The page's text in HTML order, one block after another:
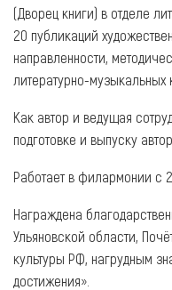
(Дворец книги) в отделе
20 публикаций
направленности,
литературно-музыкальных
Как автор и ведущая
подготовке и выпуску
Работает в филармонии с
Награждена
Ульяновской области,
культуры РФ, нагрудным
достижения».